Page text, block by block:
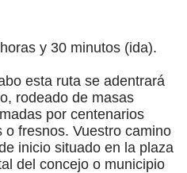
y 30 minutos (ida).
esta ruta se adentrará
rodeado de masas
por centenarios
fresnos. Vuestro camino
inicio situado en la plaza
del concejo o municipio